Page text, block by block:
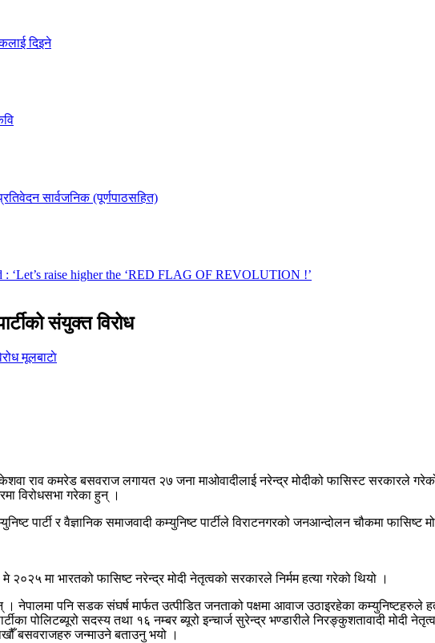
संयुक्त विरोध
मूलबाटाे
केशवा राव कमरेड बसवराज लगायत २७ जना माओवादीलाई नरेन्द्र मोदीको फासिस्ट सरकारले गरेको
विरोधसभा गरेका हुन् ।
पार्टी र वैज्ञानिक समाजवादी कम्युनिष्ट पार्टीले विराटनगरको जनआन्दोलन चौकमा
२०२५ मा भारतको फासिष्ट नरेन्द्र मोदी नेतृत्वको सरकारले निर्मम हत्या गरेको थियो ।
नेपालमा पनि सडक संघर्ष मार्फत उत्पीडित जनताको पक्षमा आवाज उठाइरहेका कम्युनिष्टहरुले
पोलिटब्यूरो सदस्य तथा १६ नम्बर ब्यूरो इन्चार्ज सुरेन्द्र भण्डारीले निरङ्कुशतावादी
बसवराजहरु जन्माउने बताउनु भयो ।